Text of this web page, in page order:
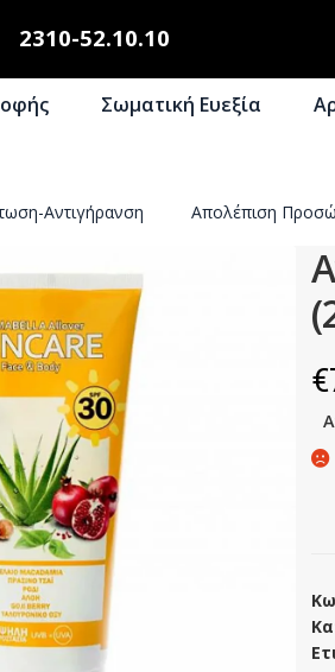
2310-52.10.10
Σωματική Ευεξία
Απολέπιση Σώματος
Αντιγήρανση Απολέπιση
€